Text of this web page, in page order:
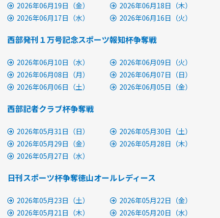
2026年06月19日（金）
2026年06月18日（木）
2026年06月17日（水）
2026年06月16日（火）
西部発刊１万号記念スポーツ報知杯争奪戦
2026年06月10日（水）
2026年06月09日（火）
2026年06月08日（月）
2026年06月07日（日）
2026年06月06日（土）
2026年06月05日（金）
西部記者クラブ杯争奪戦
2026年05月31日（日）
2026年05月30日（土）
2026年05月29日（金）
2026年05月28日（木）
2026年05月27日（水）
日刊スポーツ杯争奪徳山オールレディース
2026年05月23日（土）
2026年05月22日（金）
2026年05月21日（木）
2026年05月20日（水）